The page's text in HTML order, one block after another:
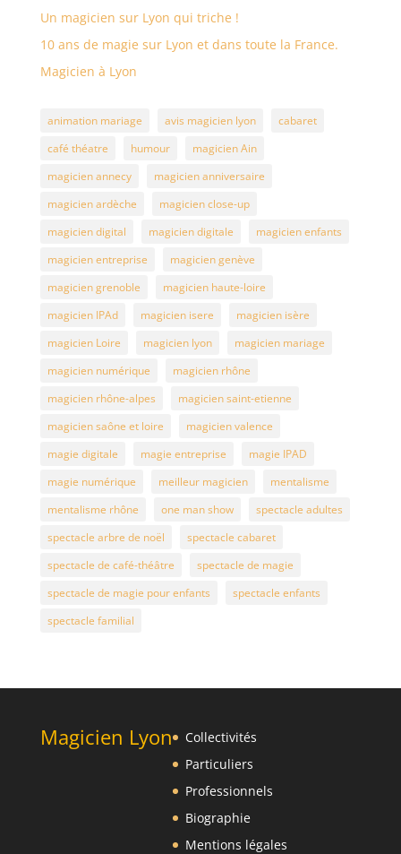
Un magicien sur Lyon qui triche !
10 ans de magie sur Lyon et dans toute la France.
Magicien à Lyon
animation mariage avis magicien lyon
cabaret
café théatre
humour
magicien Ain
magicien annecy
magicien anniversaire
magicien ardèche
magicien close-up
magicien digital
magicien digitale
magicien enfants
magicien entreprise
magicien genève
magicien grenoble
magicien haute-loire
magicien IPAd
magicien isere
magicien isère
magicien Loire
magicien lyon
magicien mariage
magicien numérique
magicien rhône
magicien rhône-alpes
magicien saint-etienne
magicien saône et loire
magicien valence
magie digitale
magie entreprise
magie IPAD
magie numérique
meilleur magicien
mentalisme
mentalisme rhône
one man show
spectacle adultes
spectacle arbre de noël
spectacle cabaret
spectacle de café-théâtre
spectacle de magie
spectacle de magie pour enfants
spectacle enfants
spectacle familial
Magicien Lyon
Collectivités
Particuliers
Professionnels
Biographie
Mentions légales